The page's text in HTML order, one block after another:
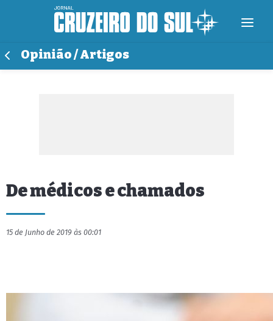
Opinião / Artigos
De médicos e chamados
15 de Junho de 2019 às 00:01